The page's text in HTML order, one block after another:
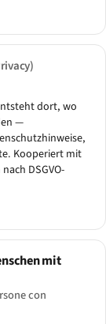
dort, wo
—
Kooperiert mit
DSGVO-
mit
con